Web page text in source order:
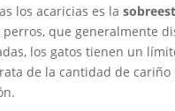
los acaricias es la
que generalmente
los gatos tienen un
de la cantidad de